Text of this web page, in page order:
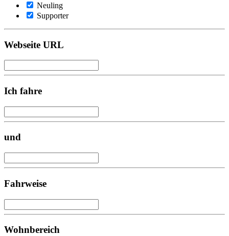
Neuling
Supporter
Webseite URL
Ich fahre
und
Fahrweise
Wohnbereich